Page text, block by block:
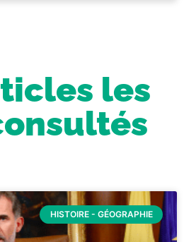
les
HISTOIRE - GÉOGRAPHIE